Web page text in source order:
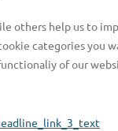
den
dass der
others help us to
categories you
of our